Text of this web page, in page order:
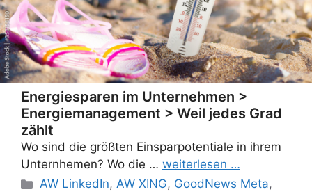
Energiesparen im Unternehmen >
Energiemanagement > Weil jedes Grad
zählt
Wo sind die größten Einsparpotentiale in ihrem
Unternhemen? Wo die … weiterlesen …
Categories
AW LinkedIn,AW XING, GoodNews Meta,